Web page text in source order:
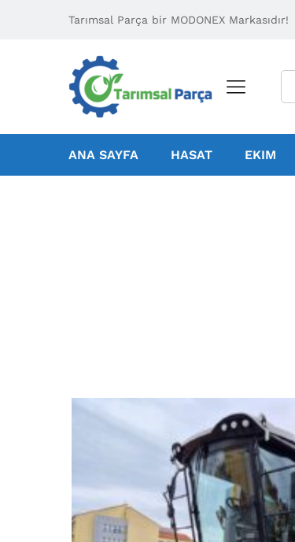
Tarımsal Parça bir MODONEX Markasıdır!
ANA SAYFA HASAT EKIM